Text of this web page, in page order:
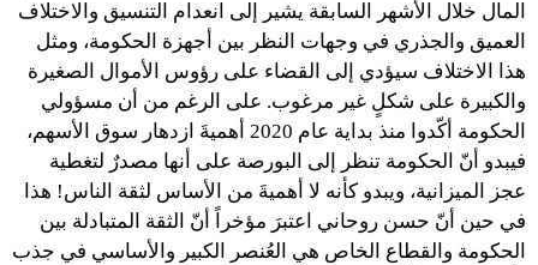
المال خلال الأشهر السابقة يشير إلى انعدام التنسيق والاختلاف
العميق والجذري في وجهات النظر بين أجهزة الحكومة، ومثل
هذا الاختلاف سيؤدي إلى القضاء على رؤوس الأموال الصغيرة
والكبيرة على شكلٍ غير مرغوب. على الرغم من أن مسؤولي
الحكومة أكّدوا منذ بداية عام 2020 أهميةَ ازدهار سوق الأسهم،
فيبدو أنّ الحكومة تنظر إلى البورصة على أنها مصدرٌ لتغطية
عجز الميزانية، ويبدو كأنه لا أهميةَ من الأساس لثقة الناس! هذا
في حين أنّ حسن روحاني اعتبرَ مؤخراً أنّ الثقة المتبادلة بين
الحكومة والقطاع الخاص هي العُنصر الكبير والأساسي في جذب